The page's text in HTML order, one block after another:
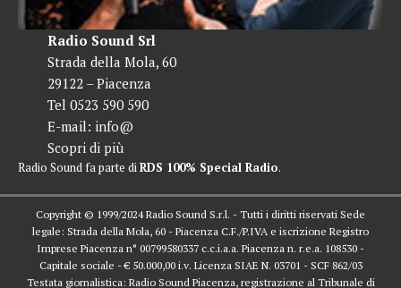
Radio Sound Srl
Strada della Mola, 60
29122 – Piacenza
Tel 0523 590 590
E-mail: info@
Scopri di più
Radio Sound fa parte diRDS 100% Special Radio.
Copyright © 1999/2024 Radio Sound S.r.l. - Tutti i diritti riservati Sede
legale: Strada della Mola, 60 - Piacenza C.F./P.IVA e iscrizione Registro
Imprese Piacenza n° 00799580337 c.c.i.a.a. Piacenza n. r.e.a. 108530 -
Capitale sociale - € 50.000,00 i.v. Licenza SIAE N. 03701 - SCF 862/03
Testata giornalistica: Radio Sound Piacenza, registrazione al Tribunale di